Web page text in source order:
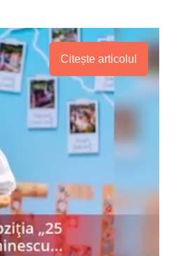
PRESShub
Despre noi / Echipa
Proiecte editoriale
Rețea
Citește articolul